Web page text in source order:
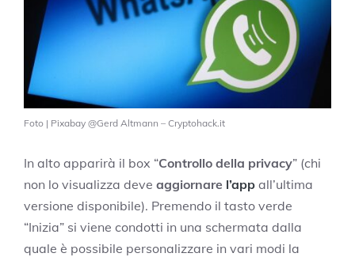
Foto | Pixabay @Gerd Altmann – Cryptohack.it
In alto apparirà il box “Controllo della privacy” (chi
non lo visualizza deve aggiornare l’app all’ultima
versione disponibile). Premendo il tasto verde
“Inizia” si viene condotti in una schermata dalla
quale è possibile personalizzare in vari modi la